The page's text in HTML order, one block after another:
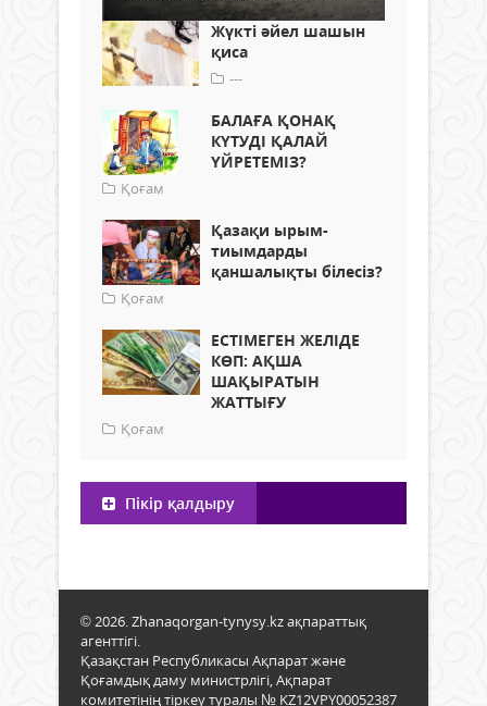
Жүктi әйел шашын
қиса
---
БАЛАҒА ҚОНАҚ
КҮТУДІ ҚАЛАЙ
ҮЙРЕТЕМІЗ?
Қоғам
Қазақи ырым-
тиымдарды
қаншалықты білесіз?
Қоғам
ЕСТІМЕГЕН ЖЕЛІДЕ
КӨП: АҚША
ШАҚЫРАТЫН
ЖАТТЫҒУ
Қоғам
Пікір қалдыру
© 2026. Zhanaqorgan-tynysy.kz ақпараттық
агенттігі.
Қазақстан Республикасы Ақпарат және
Қоғамдық даму министрлігі, Ақпарат
комитетінің тіркеу туралы № KZ12VPY00052387